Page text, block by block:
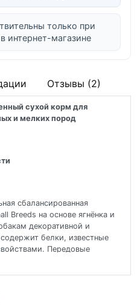
только при
интернет-магазине
Отзывы (2)
сухой корм для
и мелких пород
сбалансированная
Breeds на основе ягнёнка и
декоративной и
белки, известные
Передовые
поддержанию